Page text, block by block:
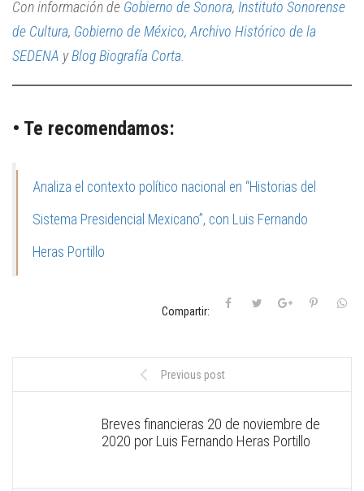
Con información de Gobierno de Sonora, Instituto Sonorense
de Cultura, Gobierno de México, Archivo Histórico de la
SEDENA yBlog Biografía Corta
• Te recomendamos:
Analiza el contexto político nacional en “Historias del
Sistema Presidencial Mexicano”, con Luis Fernando
Heras Portillo
Compartir:
Previous post
Breves financieras 20 de noviembre de
2020 por Luis Fernando Heras Portillo